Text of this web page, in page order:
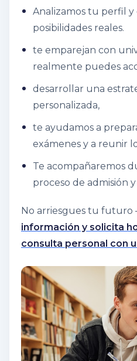
Analizamos tu perfil
posibilidades reales.
te emparejan con
realmente puedes
desarrollar una
personalizada,
te ayudamos a
exámenes y a reunir
Te acompañaremos
proceso de admisión
No arriesgues tu
información y solicita
consulta personal con